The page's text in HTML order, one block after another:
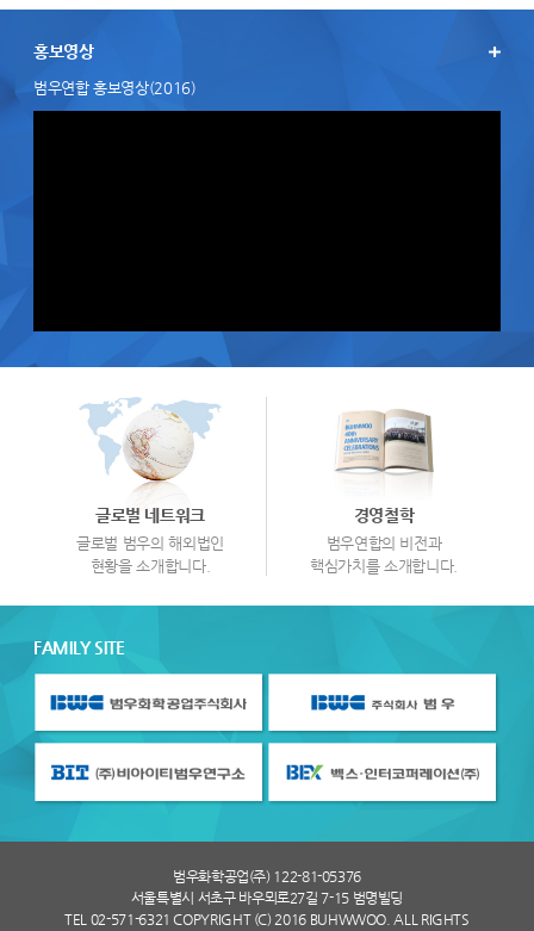
홍보영상
범우연합 홍보영상(2016)
글로벌 네트워크
글로벌 범우의 해외법인
현황을 소개합니다.
경영철학
범우연합의 비전과
핵심가치를 소개합니다.
FAMILY SITE
범우화학공업(주) 122-81-05376
서울특별시 서초구 바우뫼로27길 7-15 범명빌딩
TEL 02-571-6321 COPYRIGHT (C) 2016 BUHWWOO. ALL RIGHTS